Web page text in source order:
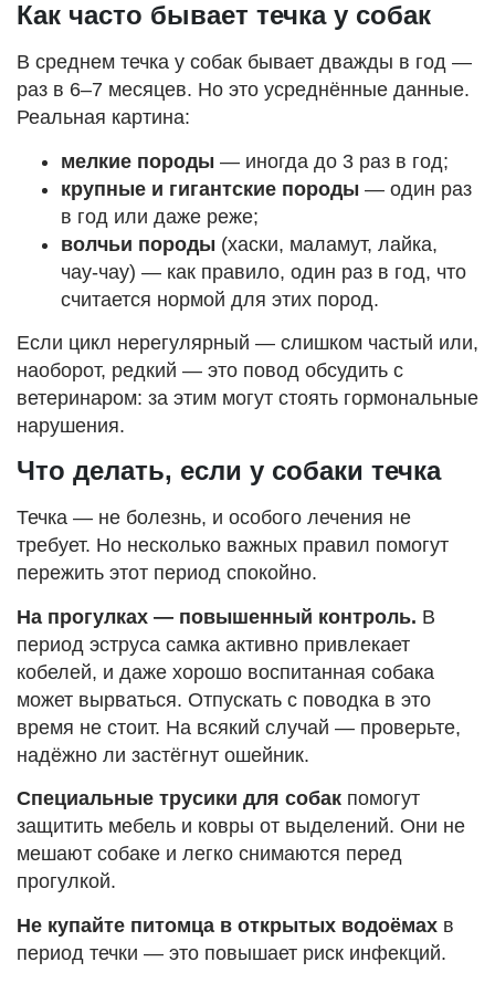
Как часто бывает течка у собак
В среднем течка у собак бывает дважды в год —
раз в 6–7 месяцев. Но это усреднённые данные.
Реальная картина:
мелкие породы — иногда до 3 раз в год;
крупные и гигантские породы — один раз
в год или даже реже;
волчьи породы (хаски, маламут, лайка,
чау-чау) — как правило, один раз в год, что
считается нормой для этих пород.
Если цикл нерегулярный — слишком частый или,
наоборот, редкий — это повод обсудить с
ветеринаром: за этим могут стоять гормональные
нарушения.
Что делать, если у собаки течка
Течка — не болезнь, и особого лечения не
требует. Но несколько важных правил помогут
пережить этот период спокойно.
На прогулках — повышенный контроль. В
период эструса самка активно привлекает
кобелей, и даже хорошо воспитанная собака
может вырваться. Отпускать с поводка в это
время не стоит. На всякий случай — проверьте,
надёжно ли застёгнут ошейник.
Специальные трусики для собак помогут
защитить мебель и ковры от выделений. Они не
мешают собаке и легко снимаются перед
прогулкой.
Не купайте питомца в открытых водоёмах в
период течки — это повышает риск инфекций.